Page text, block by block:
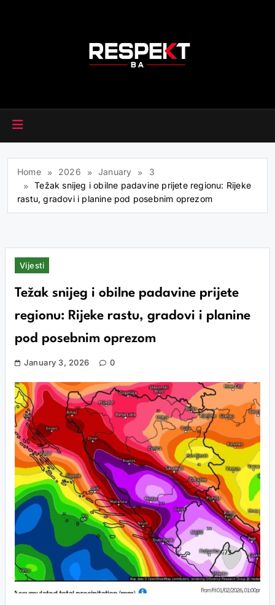
Home 2026 January
3
Težak snijeg i obilne padavine prijete regionu: Rijeke
rastu, gradovi i planine pod posebnim oprezom
Vijesti
Težak snijeg i obilne padavine prijete
regionu: Rijeke rastu, gradovi i planine
pod posebnim oprezom
January 3, 2026 0